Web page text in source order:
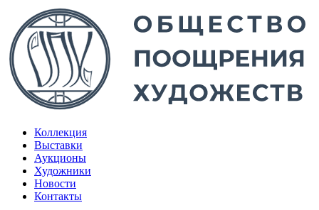
Коллекция
Выставки
Аукционы
Художники
Новости
Контакты